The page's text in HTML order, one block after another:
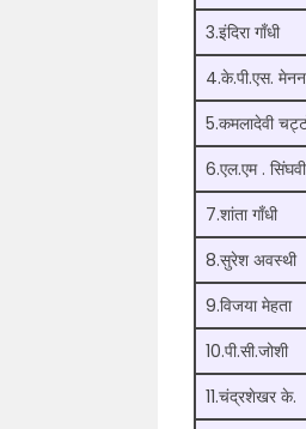
3.इंदिरा गाँधी
4.के.पी.एस. मेनन
5.कमलादेवी
6.एल.एम . सिंघवी
7.शांता गाँधी
8.सुरेश अवस्थी
9.विजया मेहता
10.पी.सी.जोशी
11.चंद्रशेखर के.